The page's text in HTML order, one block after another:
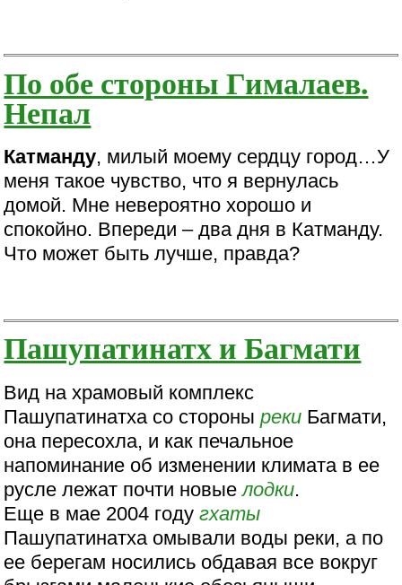
По обе стороны Гималаев.
Непал
Катманду, милый моему сердцу город…У
меня такое чувство, что я вернулась
домой. Мне невероятно хорошо и
спокойно. Впереди – два дня в Катманду.
Что может быть лучше, правда?
Пашупатинатх и Багмати
Вид на храмовый комплекс
Пашупатинатха со стороныреки Багмати,
она пересохла, и как печальное
напоминание об изменении климата в ее
русле лежат почти новыелодки.
Еще в мае 2004 годугхаты
Пашупатинатха омывали воды реки, а по
ее берегам носились обдавая все вокруг